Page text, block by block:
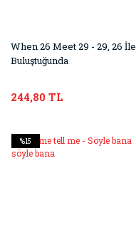
When 26 Meet 29 - 29, 26 İle
Buluştuğunda
244,80 TL
%15